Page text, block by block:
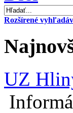
Rozšírené
UZ